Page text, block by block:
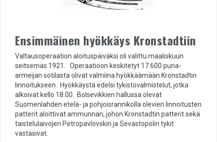
Ensimmäinen hyökkäys Kronstadtiin
Valtausoperaation aloituspäiväksi oli valittu maaliskuun
seitsemäs 1921. Operaatioon keskitetyt 17 600 puna-
armeijan sotilasta olivat valmiina hyökkäämään Kronstadtin
linnoitukseen. Hyökkäystä edelsi tykistövalmistelut, jotka
alkoivat kello 18.00. Bolsevikkien hallussa olevat
Suomenlahden etelä- ja pohjoisrannikolla olevien linnoitusten
patterit aloittivat ammunnan, johon Kronstadtin patterit sekä
taistelulaivojen Petropavlovskin ja Sevastopolin tykit
vastasivat.